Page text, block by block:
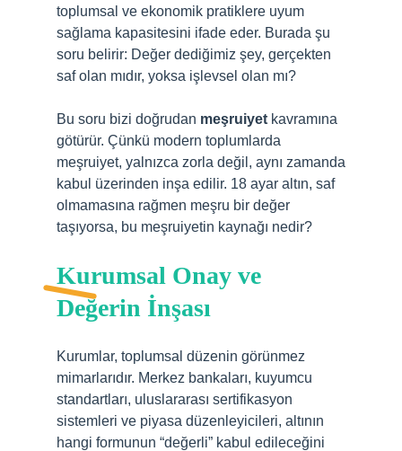
toplumsal ve ekonomik pratiklere uyum
sağlama kapasitesini ifade eder. Burada şu
soru belirir: Değer dediğimiz şey, gerçekten
saf olan mıdır, yoksa işlevsel olan mı?
Bu soru bizi doğrudan meşruiyet kavramına
götürür. Çünkü modern toplumlarda
meşruiyet, yalnızca zorla değil, aynı zamanda
kabul üzerinden inşa edilir. 18 ayar altın, saf
olmamasına rağmen meşru bir değer
taşıyorsa, bu meşruiyetin kaynağı nedir?
Kurumsal Onay ve
Değerin İnşası
Kurumlar, toplumsal düzenin görünmez
mimarlarıdır. Merkez bankaları, kuyumcu
standartları, uluslararası sertifikasyon
sistemleri ve piyasa düzenleyicileri, altının
hangi formunun “değerli” kabul edileceğini